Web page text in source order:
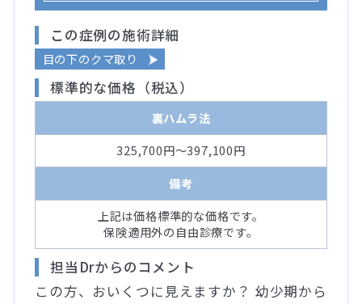
この症例の施術詳細
目の下のクマ取り
標準的な価格（税込）
裏ハムラ法
325,700円～397,100円
備考
上記は価格標準的な価格です。
保険適用外の自由診療です。
担当Drからのコメント
この方、おいくつに見えますか？ 幼少期から